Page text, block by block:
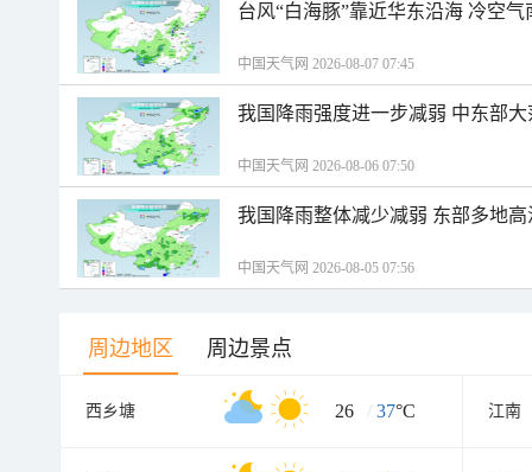
台风“白海豚”靠近华东沿海 冷空
中国天气网 2026-08-07 07:45
我国降雨强度进一步减弱 中东部
中国天气网 2026-08-06 07:50
我国降雨整体减少减弱 东部多地
中国天气网 2026-08-05 07:56
周边地区 周边景点
西乡塘 26 / 37°C 江南